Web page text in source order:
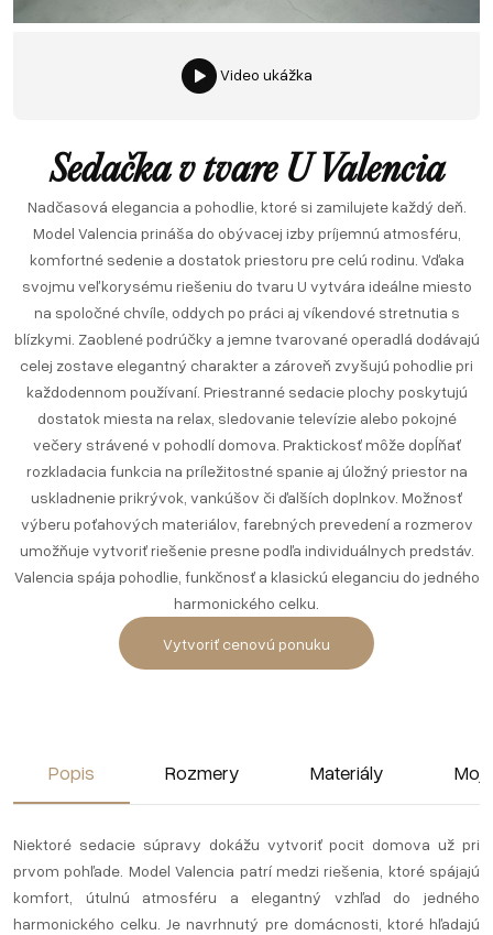
Video ukážka
Sedačka v tvare U Valencia
Nadčasová elegancia a pohodlie, ktoré si zamilujete každý deň.
Model Valencia prináša do obývacej izby príjemnú atmosféru,
komfortné sedenie a dostatok priestoru pre celú rodinu. Vďaka
svojmu veľkorysému riešeniu do tvaru U vytvára ideálne miesto
na spoločné chvíle, oddych po práci aj víkendové stretnutia s
blízkymi. Zaoblené podrúčky a jemne tvarované operadlá dodávajú
celej zostave elegantný charakter a zároveň zvyšujú pohodlie pri
každodennom používaní. Priestranné sedacie plochy poskytujú
dostatok miesta na relax, sledovanie televízie alebo pokojné
večery strávené v pohodlí domova. Praktickosť môže dopĺňať
rozkladacia funkcia na príležitostné spanie aj úložný priestor na
uskladnenie prikrývok, vankúšov či ďalších doplnkov. Možnosť
výberu poťahových materiálov, farebných prevedení a rozmerov
umožňuje vytvoriť riešenie presne podľa individuálnych predstáv.
Valencia spája pohodlie, funkčnosť a klasickú eleganciu do jedného
harmonického celku.
Vytvoriť cenovú ponuku
Popis Rozmery Materiály
Niektoré sedacie súpravy dokážu vytvoriť pocit domova už pri
prvom pohľade. Model Valencia patrí medzi riešenia, ktoré spájajú
komfort, útulnú atmosféru a elegantný vzhľad do jedného
harmonického celku. Je navrhnutý pre domácnosti, ktoré hľadajú